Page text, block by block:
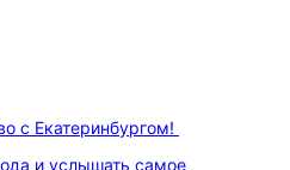
с Екатеринбургом!
и услышать самое